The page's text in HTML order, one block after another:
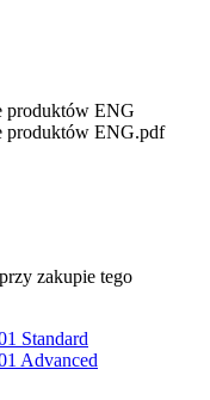
produktów ENG
produktów ENG.pdf
zakupie tego
Standard
Advanced